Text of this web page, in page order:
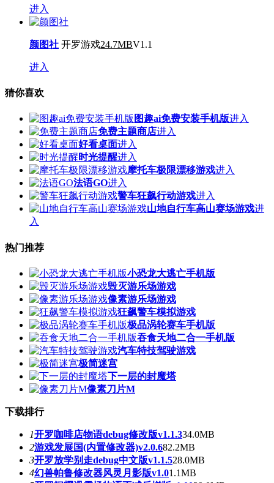
进入
颜图社 开罗游戏24.7MBV1.1
进入
猜你喜欢
图趣ai免费安装手机版进入
免费主题商店进入
好看桌面进入
时光提醒进入
摩托车极限漂移游戏进入
法语GO进入
警车狂飙行动游戏进入
山地自行车高山赛场游戏进
入
热门推荐
小恐龙大逃亡手机版
毁灭游乐场游戏
像素游乐场游戏
狂飙警车模拟游戏
极品涡轮赛车手机版
吞食天地二合一手机版
汽车特技驾驶游戏
极简迷宫
下一层的封魔塔
像素刀片M
下载排行
1开罗咖啡店物语debug修改版v1.1.334.0MB
2游戏发展国(内置修改器)v2.0.682.2MB
3开罗放学别走debug中文版v1.1.528.0MB
4幻兽帕鲁修改器风灵月影版v1.01.1MB